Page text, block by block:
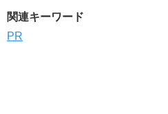
関連キーワード
PR